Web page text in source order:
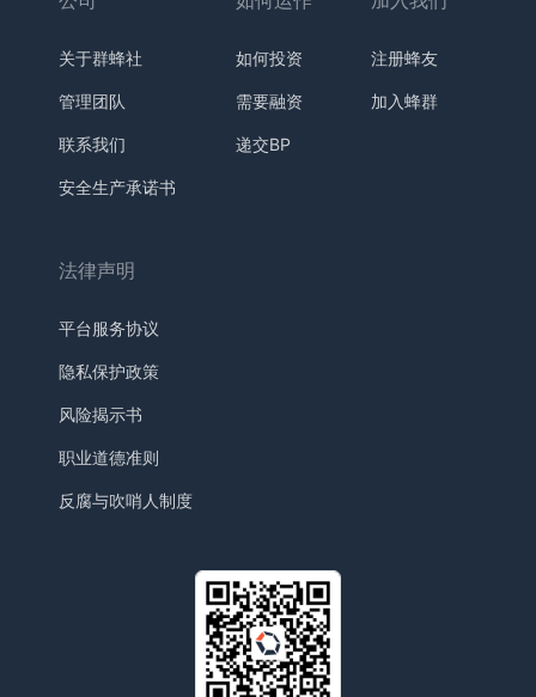
关于群蜂社
管理团队
联系我们
安全生产承诺书
如何投资
需要融资
递交BP
注册蜂友
加入蜂群
法律声明
平台服务协议
隐私保护政策
风险揭示书
职业道德准则
反腐与吹哨人制度